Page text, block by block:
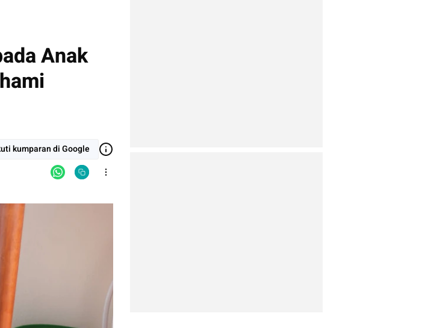
Anak
kumparan di Google